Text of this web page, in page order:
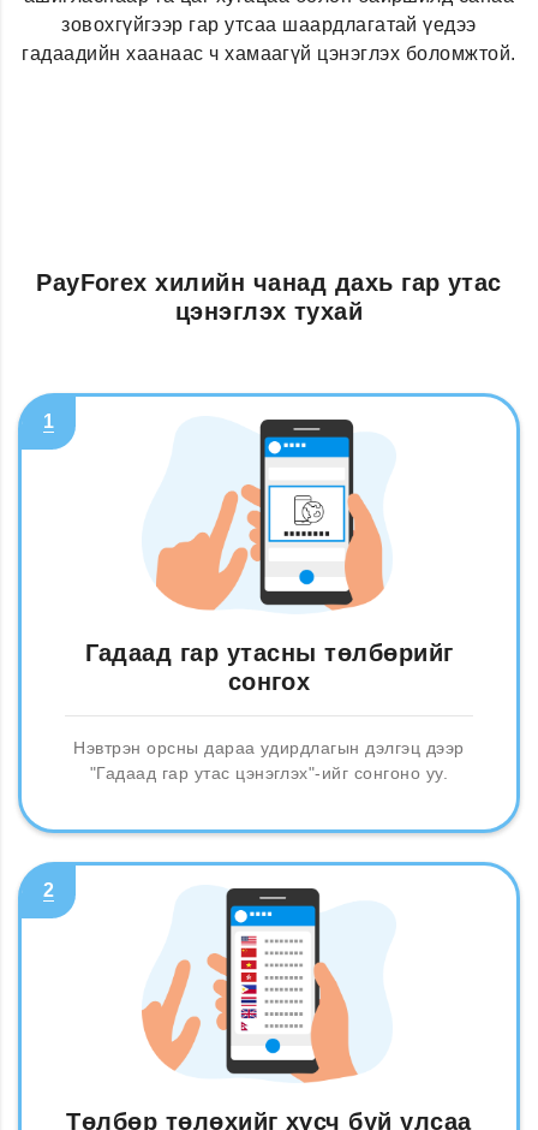
зовохгүйгээр гар утсаа шаардлагатай үедээ
гадаадийн хаанаас ч хамаагүй цэнэглэх боломжтой.
PayForex хилийн чанад дахь гар утас
цэнэглэх тухай
1
Гадаад гар утасны төлбөрийг
сонгох
Нэвтрэн орсны дараа удирдлагын дэлгэц дээр
"Гадаад гар утас цэнэглэх"-ийг сонгоно уу.
2
Төлбөр төлөхийг хүсч буй улсаа